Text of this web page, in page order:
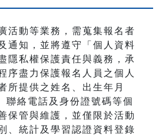
活動等業務，需蒐集報名者
通知，並將遵守「個人資料
隱私權保護責任與義務，承
序盡力保護報名人員之個人
所提供之姓名、出生年月
聯絡電話及身份證號碼等個
保管與維護，並僅限於活動
、統計及學習認證資料登錄